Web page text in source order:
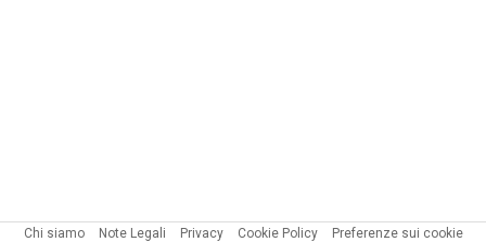
Chi siamo Note Legali Privacy Cookie Policy
Preferenze sui cookie